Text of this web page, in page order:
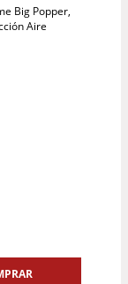
Big Popper,
Aire